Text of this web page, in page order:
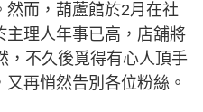
然而，葫蘆館於2月在社
主理人年事已高，店舖將
，不久後覓得有心人頂手
再悄然告別各位粉絲。